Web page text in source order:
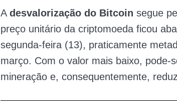
A desvalorização do Bitcoin segue
preço unitário da criptomoeda ficou
segunda-feira (13), praticamente
março. Com o valor mais baixo, pode-
mineração e, consequentemente,